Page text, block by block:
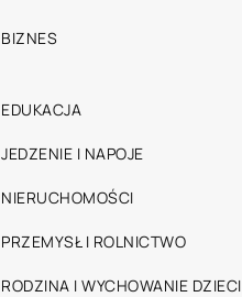
BIZNES
EDUKACJA
JEDZENIE I NAPOJE
NIERUCHOMOŚCI
PRZEMYSŁ I ROLNICTWO
RODZINA I WYCHOWANIE DZIECI